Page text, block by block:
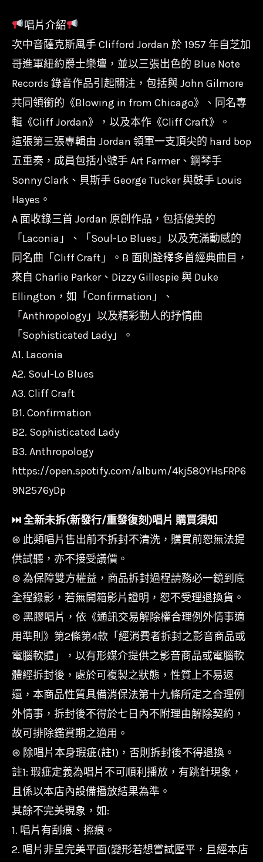
丹
Cliff
Jordan
-
Cliff
Craft/180g/5880784
數
量
唱片介紹
次中音薩克斯風手 Clifford Jordan 於 1957 年自芝加
哥進軍紐約爵士樂壇，並以三張出色的 Blue Note
Records 錄音作品引起關注，包括與 John Gilmore
共同領銜的《Blowing in from Chicago》、同名專
輯《Cliff Jordan》，以及本作《Cliff Craft》。
這張第三張專輯由 Jordan 領軍一支頂尖的 hard bop
五重奏，成員包括小號手 Art Farmer、鋼琴手
Sonny Clark、貝斯手 George Tucker 與鼓手 Louis
Hayes。
A 面收錄三首 Jordan 原創作品，包括優美的
「Laconia」、「Soul-Lo Blues」以及充滿動感的
同名曲「Cliff Craft」。B 面則詮釋多首經典曲目，
來自 Charlie Parker、Dizzy Gillespie 與 Duke
Ellington，如「Confirmation」、
「Anthropology」以及精彩動人的抒情曲
「Sophisticated Lady」。
A1. Laconia
A2. Soul-Lo Blues
A3. Cliff Craft
B1. Confirmation
B2. Sophisticated Lady
B3. Anthropology
https://open.spotify.com/album/4kj58OYHsFRP6
9N2576yDp
⏭︎ 全新未拆(新發行/重發復刻)唱片 購買須知
⊛ 此類唱片售出前不拆封不清洗，購買前恕無法提
供試聽，亦不接受議價。
⊛ 為保障雙方權益，商品拆封過程請務必一鏡到底
全程錄影，若無開箱影片證明，恕不受理退換貨。
⊛ 黑膠唱片，依《通訊交易解除權合理例外情事適
用準則》第2條第4款「經消費者拆封之影音商品或
電腦軟體」，以有形媒介提供之影音商品或電腦軟
體經拆封後，處於可複製之狀態，性質上不易返
還，本商品性質具備消保法第十九條所定之合理例
外情事，拆封後不得於七日內不附理由解除契約，
故可排除鑑賞期之適用。
⊛ 除唱片本身瑕疵(註1)，否則拆封後不得退換。
註1: 瑕疵定義為唱片不可順利播放，有跳針現象，
且係以本店內設備播放結果為準。
其餘不完美現象，如:
1. 唱片有刮痕、擦痕。
2. 唱片非呈完美平面(變形若想嘗試壓平，且經本店